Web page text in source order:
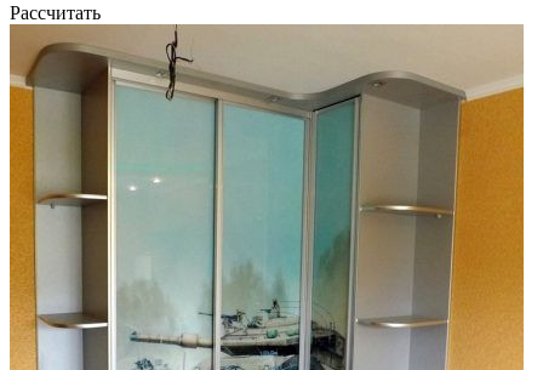
Рассчитать